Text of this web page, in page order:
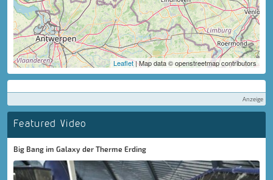
Leaflet| Map data © openstreetmap contributors
Anzeige
Featured Video
Big Bang im Galaxy der Therme Erding